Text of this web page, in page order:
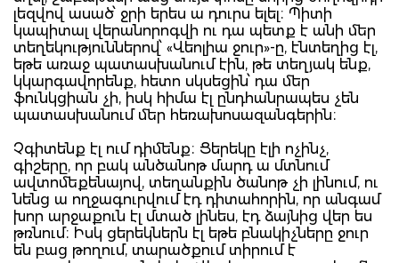
լեզվով ասած՝ ջրի երես ա դուրս ելել։ Պիտի
կապիտալ վերանորոգվի ու դա պետք է անի մեր
տեղեկություններով՝ «Վեոլիա ջուր»-ը, էնտեղից էլ,
եթե առաջ պատասխանում էին, թե տեղյակ ենք,
կկարգավորենք, հետո սկսեցին՝ դա մեր
ֆունկցիան չի, իսկ հիմա էլ ընդհանրապես չեն
պատասխանում մեր հեռախոսազանգերին։
Չգիտենք էլ ում դիմենք։ Ցերեկը էլի ոչինչ,
գիշերը, որ բակ անծանոթ մարդ ա մտնում
ավտոմեքենայով, տեղանքին ծանոթ չի լինում, ու
նենց ա ողջագուրվում էդ դիտահորին, որ անգամ
խոր արջաքուն էլ մտած լինես, էդ ձայնից վեր ես
թռնում։ Իսկ ցերեկներն էլ եթե բնակիչները ջուր
են բաց թողում, տարածքում տիրում է